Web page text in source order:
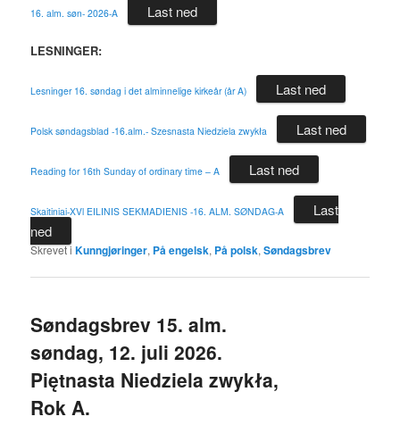
16. alm. søn- 2026-A Last ned
LESNINGER:
Lesninger 16. søndag i det alminnelige kirkeår (år A) Last ned
Polsk søndagsblad -16.alm.- Szesnasta Niedziela zwykła Last ned
Reading for 16th Sunday of ordinary time – A Last ned
Skaitiniai-XVl EILINIS SEKMADIENIS -16. ALM. SØNDAG-A
Last
ned
Skrevet i Kunngjøringer, På engelsk, På polsk,Søndagsbrev
Søndagsbrev 15. alm.
søndag, 12. juli 2026.
Piętnasta Niedziela zwykła,
Rok A.